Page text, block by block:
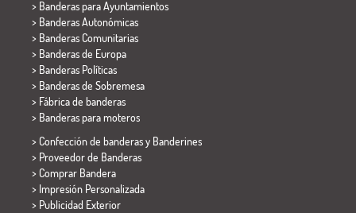
> Banderas para Ayuntamientos
> Banderas Autonómicas
> Banderas Comunitarias
> Banderas de Europa
> Banderas Políticas
> Banderas de Sobremesa
> Fábrica de banderas
> Banderas para moteros
> Confección de banderas y Banderines
> Proveedor de Banderas
> Comprar Bandera
> Impresión Personalizada
> Publicidad Exterior